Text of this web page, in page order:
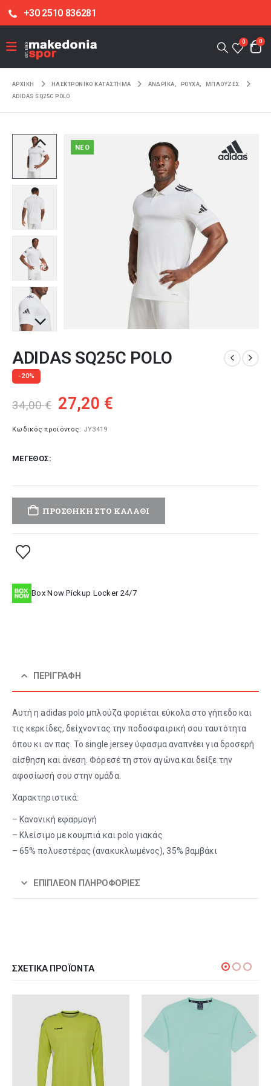
+30 2510 836281
0 0
ΑΡΧΙΚΉ ΗΛΕΚΤΡΟΝΙΚΌ ΚΑΤΆΣΤΗΜΑ ΑΝΔΡΙΚΑ ΡΟΥΧΑ
ΜΠΛΟΥΖΕΣ
ADIDAS SQ25C POLO
NEO
ADIDAS SQ25C POLO
-20%
34,00€ Original
was:
27,20 €
Κωδικός προϊόντος: JY3419
ΜΈΓΕΘΟΣ
ΠΡΟΣΘΉΚΗ ΣΤΟ ΚΑΛΆΘΙ
Box Now Pickup Locker 24/7
ΠΕΡΙΓΡΑΦΉ
Αυτή η adidas polo μπλούζα φοριέται εύκολα στο γήπεδο και
τις κερκίδες, δείχνοντας την ποδοσφαιρική σου ταυτότητα
όπου κι αν πας. Το single jersey ύφασμα αναπνέει για δροσερή
αίσθηση και άνεση. Φόρεσέ τη στον αγώνα και δείξε την
αφοσίωσή σου στην ομάδα.
Χαρακτηριστικά:
– Κανονική εφαρμογή
– Κλείσιμο με κουμπιά και polo γιακάς
– 65% πολυεστέρας (ανακυκλωμένος), 35% βαμβάκι
ΕΠΙΠΛΈΟΝ ΠΛΗΡΟΦΟΡΊΕΣ
ΣΧΕΤΙΚΆ ΠΡΟΪΌΝΤΑ